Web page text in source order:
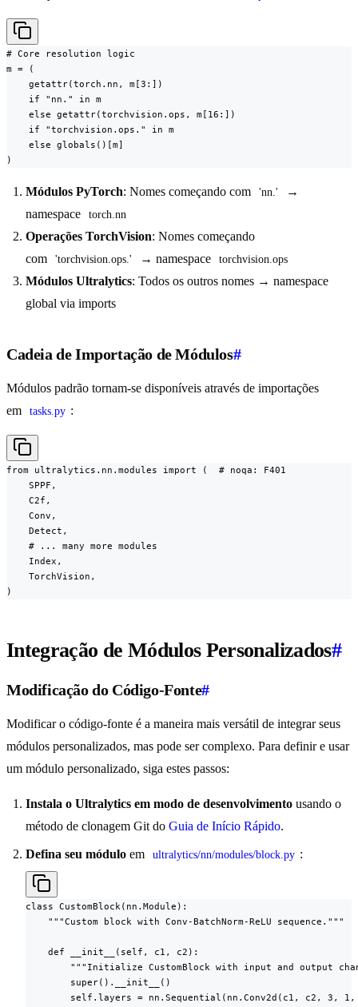
# Core resolution logic
m = (
    getattr(torch.nn, m[3:])
    if "nn." in m
    else getattr(torchvision.ops, m[16:])
    if "torchvision.ops." in m
    else globals()[m]
)
Módulos PyTorch: Nomes começando com 'nn.'
→
namespace
torch.nn
Operações TorchVision: Nomes começando
com
'torchvision.ops.' → namespace torchvision.ops
Módulos Ultralytics: Todos os outros nomes → namespace
global via imports
Cadeia de Importação de Módulos#
Módulos padrão tornam-se disponíveis através de importações
em
tasks.py :
from ultralytics.nn.modules import (  # noqa: F401
    SPPF,
    C2f,
    Conv,
    Detect,
    # ... many more modules
    Index,
    TorchVision,
)
Integração de Módulos Personalizados#
Modificação do Código-Fonte#
Modificar o código-fonte é a maneira mais versátil de integrar seus
módulos personalizados, mas pode ser complexo. Para definir e usar
um módulo personalizado, siga estes passos:
Instala o Ultralytics em modo de desenvolvimento usando o
método de clonagem Git do Guia de Início Rápido.
Defina seu módulo em ultralytics/nn/modules/block.py :
class CustomBlock(nn.Module):
    """Custom block with Conv-BatchNorm-ReLU sequence."""
    def __init__(self, c1, c2):
"""Initialize CustomBlock with input and output
        super().__init__()
self.layers = nn.Sequential(nn.Conv2d(c1, c2, 3,